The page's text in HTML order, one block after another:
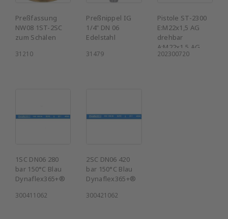
Preßfassung
NW08 1ST-2SC
zum Schälen
31210
Preßnippel IG
1/4" DN 06
Edelstahl
31479
Pistole ST-2300
E:M22x1,5 AG
drehbar
A:M22x1,5 AG
202300720
1SC DN06 280
bar 150°C Blau
Dynaflex365+®
300411062
2SC DN06 420
bar 150°C Blau
Dynaflex365+®
300421062